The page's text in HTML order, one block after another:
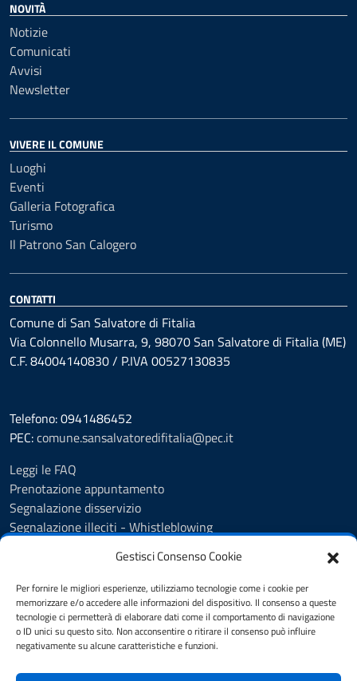
Gestisci Consenso Cookie
Per fornire le migliori esperienze, utilizziamo tecnologie come i cookie per
memorizzare e/o accedere alle informazioni del dispositivo. Il consenso a queste
tecnologie ci permetterà di elaborare dati come il comportamento di navigazione
o ID unici su questo sito. Non acconsentire o ritirare il consenso può influire
negativamente su alcune caratteristiche e funzioni.
NOVITÀ
Notizie
Comunicati
Avvisi
Newsletter
VIVERE IL COMUNE
Luoghi
Eventi
Galleria Fotografica
Turismo
Il Patrono San Calogero
CONTATTI
Comune di San Salvatore di Fitalia
Via Colonnello Musarra, 9, 98070 San Salvatore di Fitalia (ME)
C.F. 84004140830 / P.IVA 00527130835
Telefono: 0941486452
PEC:comune.sansalvatoredifitalia@pec.it
Leggi le FAQ
Prenotazione appuntamento
Segnalazione disservizio
Segnalazione illeciti - Whistleblowing
Informativa privacy
Cookie policy
Dichiarazione di accessibilità
Note legali